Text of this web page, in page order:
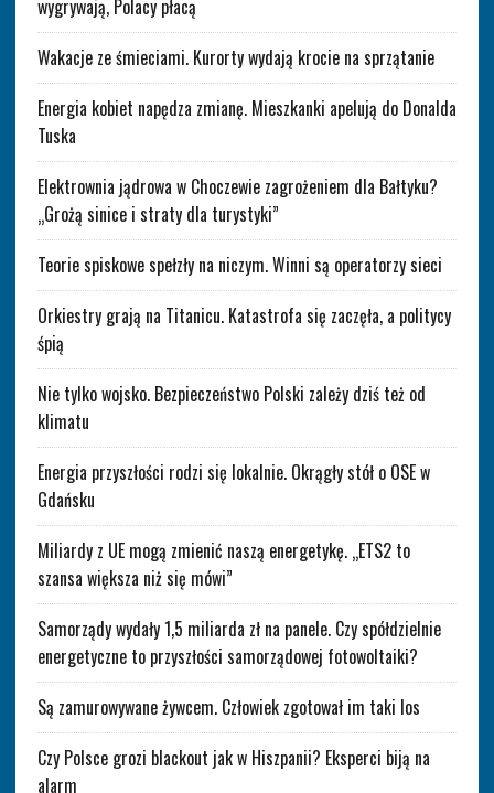
wygrywają, Polacy płacą
Wakacje ze śmieciami. Kurorty wydają krocie na sprzątanie
Energia kobiet napędza zmianę. Mieszkanki apelują do Donalda
Tuska
Elektrownia jądrowa w Choczewie zagrożeniem dla Bałtyku?
„Grożą sinice i straty dla turystyki”
Teorie spiskowe spełzły na niczym. Winni są operatorzy sieci
Orkiestry grają na Titanicu. Katastrofa się zaczęła, a politycy
śpią
Nie tylko wojsko. Bezpieczeństwo Polski zależy dziś też od
klimatu
Energia przyszłości rodzi się lokalnie. Okrągły stół o OSE w
Gdańsku
Miliardy z UE mogą zmienić naszą energetykę. „ETS2 to
szansa większa niż się mówi”
Samorządy wydały 1,5 miliarda zł na panele. Czy spółdzielnie
energetyczne to przyszłości samorządowej fotowoltaiki?
Są zamurowywane żywcem. Człowiek zgotował im taki los
Czy Polsce grozi blackout jak w Hiszpanii? Eksperci biją na
alarm